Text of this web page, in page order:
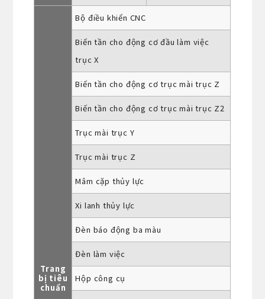
Trang
bị tiêu
chuẩn
Bộ điều khiển CNC
Biến tần cho động cơ đầu làm việc
trục X
Biến tần cho động cơ trục mài trục Z
Biến tần cho động cơ trục mài trục Z2
Trục mài trục Y
Trục mài trục Z
Mâm cặp thủy lực
Xi lanh thủy lực
Đèn báo động ba màu
Đèn làm việc
Hộp công cụ